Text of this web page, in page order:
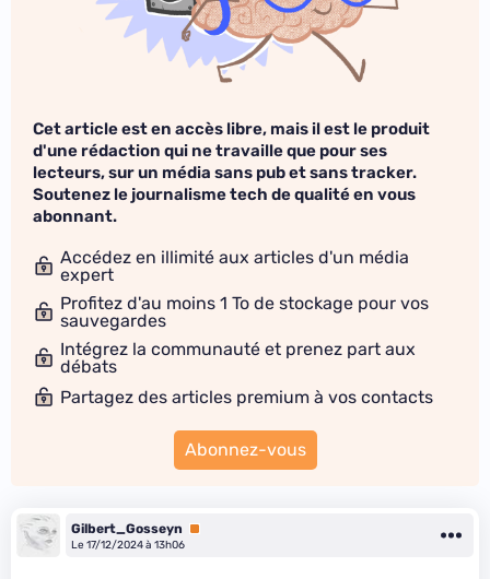
Cet article est en accès libre, mais il est le produit
d'une rédaction qui ne travaille que pour ses
lecteurs, sur un média sans pub et sans tracker.
Soutenez le journalisme tech de qualité en vous
abonnant.
Accédez en illimité aux articles d'un média
expert
Profitez d'au moins 1 To de stockage pour vos
sauvegardes
Intégrez la communauté et prenez part aux
débats
Partagez des articles premium à vos contacts
Abonnez-vous
Gilbert_Gosseyn
Premium
Le 17/12/2024 à 13h06